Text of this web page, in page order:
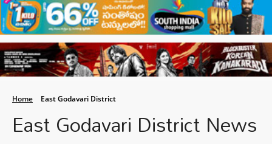
Home East Godavari District
East Godavari District News